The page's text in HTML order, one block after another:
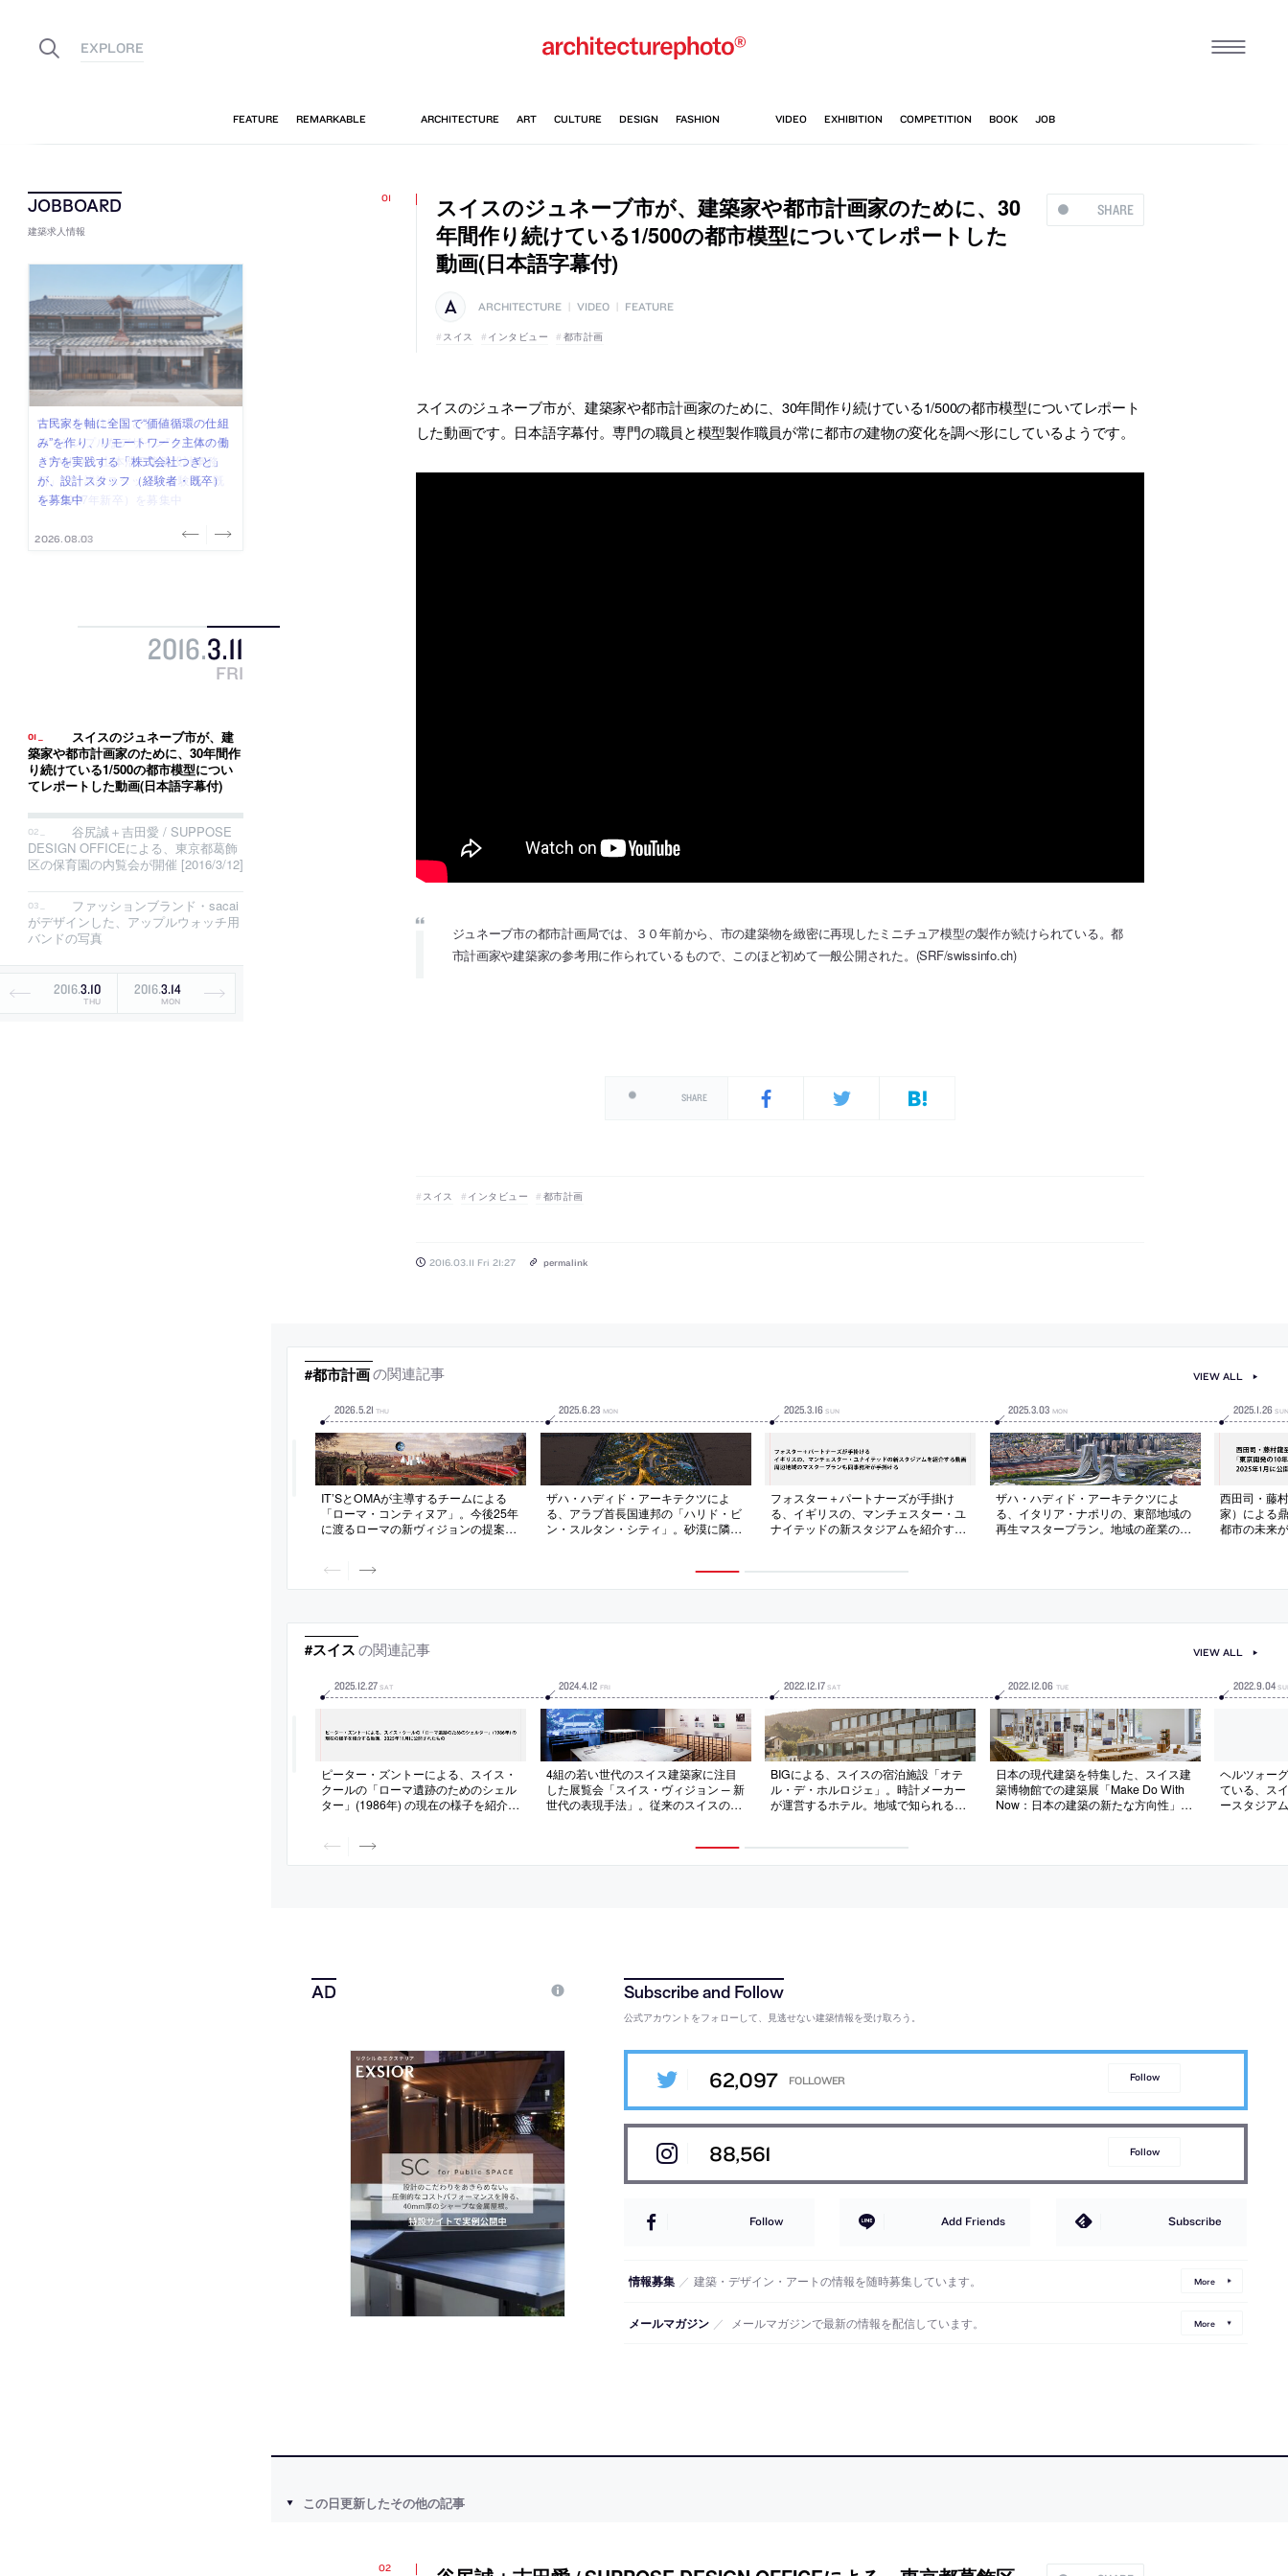
建築求人情報
古民家を軸に全国で“価値循環の仕組
み”を作り、リモートワーク主体の働
き方を実践する「株式会社つぎと」
が、設計スタッフ（経験者・既卒）
を募集中
2026.08.03
リノベる株式会社が、設計パートナ
ー (業務委託) を募集中
2026.08.03
社会への影響力のある建築を手掛
け、スタッフ同士で助け合う環境づ
くりも行う「E.A.S.T.architects」
が、設計スタッフ（経験者・既卒・
2027年新卒）を募集中
2026.07.31
代官山を拠点に活動する「梅澤竜也 /
ALA INC.」が、設計スタッフ・アル
バイト・事務職を募集中
2026.07.30
住宅や共同住宅などを手掛け、“合理
的でシンプルなデザイン”を志向する
「PANDA：山本浩三建築設計事務
所」が、設計スタッフ（経験者・既
卒・2027年新卒）を募集中
2026.07.29
2016.3.11
FRI
スイスのジュネーブ市が、建
築家や都市計画家のために、30年間作
り続けている1/500の都市模型につい
てレポートした動画(日本語字幕付)
谷尻誠＋吉田愛 / SUPPOSE
DESIGN OFFICEによる、東京都葛飾
区の保育園の内覧会が開催 [2016/3/12]
ファッションブランド・sacai
がデザインした、アップルウォッチ用
バンドの写真
2016.3.10
THU
2016.3.14
MON
SHARE
スイスのジュネーブ市が、建築家や都市計画家のために、30
年間作り続けている1/500の都市模型についてレポートした
動画(日本語字幕付)
ARCHITECTURE VIDEO FEATURE
スイス インタビュー 都市計画
スイスのジュネーブ市が、建築家や都市計画家のために、30年間作り続けている1/500の都市模型についてレポート
した動画です。日本語字幕付。専門の職員と模型製作職員が常に都市の建物の変化を調べ形にしているようです。
ジュネーブ市の都市計画局では、３０年前から、市の建築物を緻密に再現したミニチュア­模型の製作が続けられている。都
市計画家や建築家の参考用に作られているもので、この­ほど初めて一般公開された。(SRF/swissinfo.ch)
SHARE
スイス インタビュー 都市計画
2016.03.11 Fri 21:27 permalink
#都市計画の関連記事
2026.5.21 THU
IT’SとOMAが主導するチームによる
「ローマ・コンティヌア」。今後25年
に渡るローマの新ヴィジョンの提案。
革と拡張を中核原則とする計画を考
案。拡張主導型の成長から再調整のモ
2025.6.23 MON
ザハ・ハディド・アーキテクツによ
る、アラブ首長国連邦の「ハリド・ビ
ン・スルタン・シティ」。砂漠に隣接
のオアシス”を中心として７つの半円
形の住宅街を配置する構成を考案。各
動を主にする
2025.3.16 SUN
フォスター＋パートナーズが手掛け
る、イギリスの、マンチェスター・ユ
ナイテッドの新スタジアムを紹介する
2025.3.03 MON
ザハ・ハディド・アーキテクツによ
る、イタリア・ナポリの、東部地域の
再生マスタープラン。地域の産業の廃
公共空間の増加も志向。深刻な交通渋
2025.1.26
西田司・藤
家）による
都市の未来
VIEW ALL
#スイス の関連記事
2025.12.27 SAT
ピーター・ズントーによる、スイス・
クールの「ローマ遺跡のためのシェル
ター」(1986年) の現在の様子を紹介す
2024.4.12 FRI
4組の若い世代のスイス建築家に注目
した展覧会「スイス・ヴィジョン ─ 新
世代の表現手法」。従来のスイスの建
般化した映像という表現手段にも着目
し、等身大の映像・写真・図面を展示
2022.12.17 SAT
BIGによる、スイスの宿泊施設「オテ
ル・デ・ホルロジェ」。時計メーカー
が運営するホテル。地域で知られる歴
考案。内部は連続したスロープで繋が
れ回遊性を促す
2022.12.06 TUE
日本の現代建築を特集した、スイス建
築博物館での建築展「Make Do With
Now：日本の建築の新たな方向性」。
照的な“創造的に‘やりくり’する”建築的
2022.9.04
ヘルツォー
ている、ス
ースタジア
VIEW ALL
公式アカウントをフォローして、見逃せない建築情報を受け取ろう。
62,097 Follow
88,561 Follow
Follow Add Friends Subscribe
情報募集 ／ 建築・デザイン・アートの情報を随時募集しています。 More
メールマガジン ／ メールマガジンで最新の情報を配信しています。 More
この日更新したその他の記事